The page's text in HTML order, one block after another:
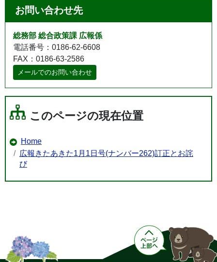
お問い合わせ先
総務部 総合政策課 広報係
電話番号：0186-62-6608
FAX：0186-63-2586
メールでのお問い合わせ
このページの現在位置
Home
広報きたあきた1月1日号(ナンバー262)訂正とお詫
び